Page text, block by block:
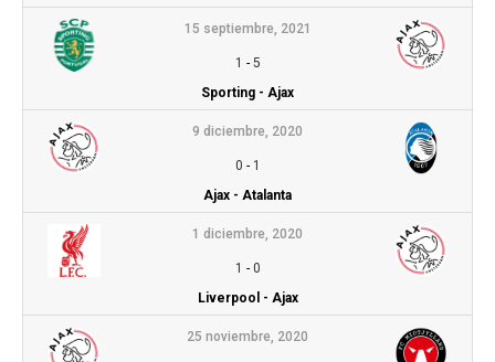
15 septiembre, 2021
1 - 5
Sporting - Ajax
9 diciembre, 2020
0 - 1
Ajax - Atalanta
1 diciembre, 2020
1 - 0
Liverpool - Ajax
25 noviembre, 2020